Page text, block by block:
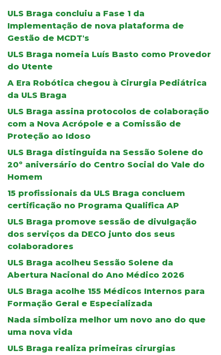
ULS Braga concluiu a Fase 1 da
Implementação de nova plataforma de
Gestão de MCDT's
ULS Braga nomeia Luís Basto como Provedor
do Utente
A Era Robótica chegou à Cirurgia Pediátrica
da ULS Braga
ULS Braga assina protocolos de colaboração
com a Nova Acrópole e a Comissão de
Proteção ao Idoso
ULS Braga distinguida na Sessão Solene do
20º aniversário do Centro Social do Vale do
Homem
15 profissionais da ULS Braga concluem
certificação no Programa Qualifica AP
ULS Braga promove sessão de divulgação
dos serviços da DECO junto dos seus
colaboradores
ULS Braga acolheu Sessão Solene da
Abertura Nacional do Ano Médico 2026
ULS Braga acolhe 155 Médicos Internos para
Formação Geral e Especializada
Nada simboliza melhor um novo ano do que
uma nova vida
ULS Braga realiza primeiras cirurgias